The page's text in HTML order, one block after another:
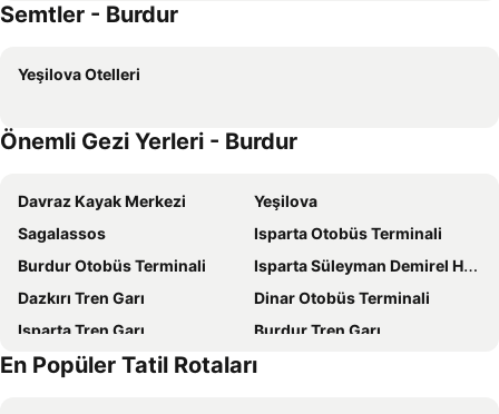
Altın
Semtler - Burdur
Yeşilova Otelleri
Önemli Gezi Yerleri - Burdur
Davraz Kayak Merkezi
Yeşilova
Sagalassos
Isparta Otobüs Terminali
Burdur Otobüs Terminali
Isparta Süleyman Demirel Havalimanı
Dazkırı Tren Garı
Dinar Otobüs Terminali
Isparta Tren Garı
Burdur Tren Garı
En Popüler Tatil Rotaları